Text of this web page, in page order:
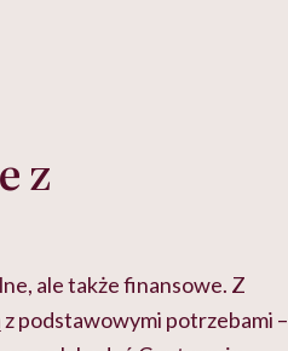
z
ale także finansowe. Z
podstawowymi potrzebami –